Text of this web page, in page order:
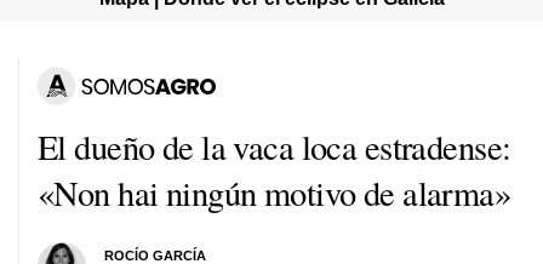
El dueño de la vaca loca estradense:
«Non hai ningún motivo de alarma»
ROCÍO GARCÍA